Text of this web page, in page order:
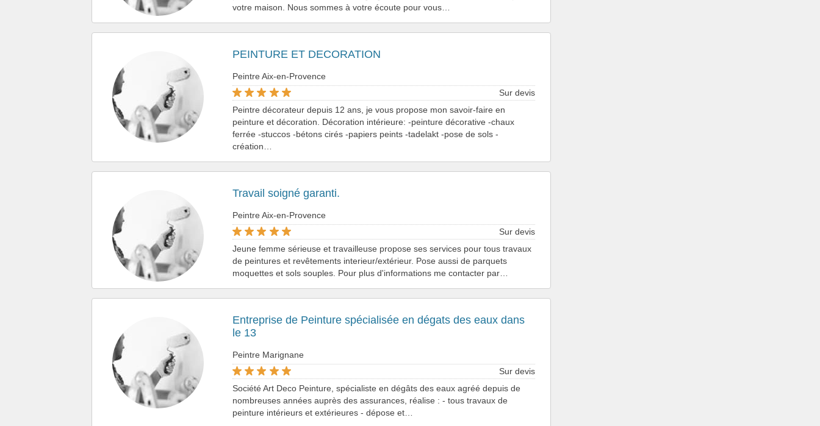
votre maison. Nous sommes à votre écoute pour vous…
PEINTURE ET DECORATION
Peintre Aix-en-Provence
Sur devis
Peintre décorateur depuis 12 ans, je vous propose mon savoir-faire en
peinture et décoration. Décoration intérieure: -peinture décorative -chaux
ferrée -stuccos -bétons cirés -papiers peints -tadelakt -pose de sols -
création…
Travail soigné garanti.
Peintre Aix-en-Provence
Sur devis
Jeune femme sérieuse et travailleuse propose ses services pour tous travaux
de peintures et revêtements interieur/extérieur. Pose aussi de parquets
moquettes et sols souples. Pour plus d'informations me contacter par…
Entreprise de Peinture spécialisée en dégats des eaux dans
le 13
Peintre Marignane
Sur devis
Société Art Deco Peinture, spécialiste en dégâts des eaux agréé depuis de
nombreuses années auprès des assurances, réalise : - tous travaux de
peinture intérieurs et extérieures - dépose et…